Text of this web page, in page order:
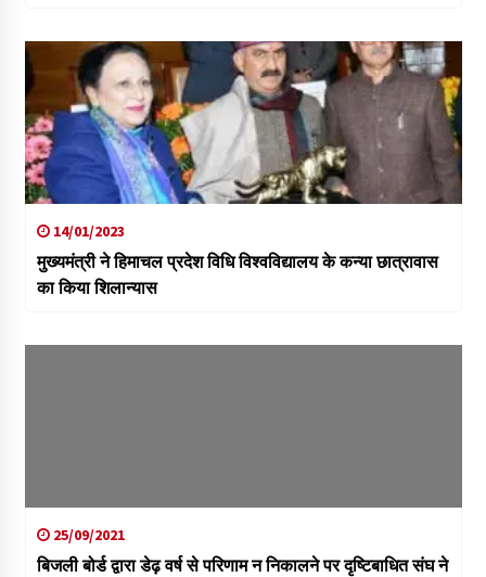
14/01/2023
मुख्यमंत्री ने हिमाचल प्रदेश विधि विश्वविद्यालय के कन्या छात्रावास
का किया शिलान्यास
25/09/2021
बिजली बोर्ड द्वारा डेढ़ वर्ष से परिणाम न निकालने पर दृष्टिबाधित संघ ने